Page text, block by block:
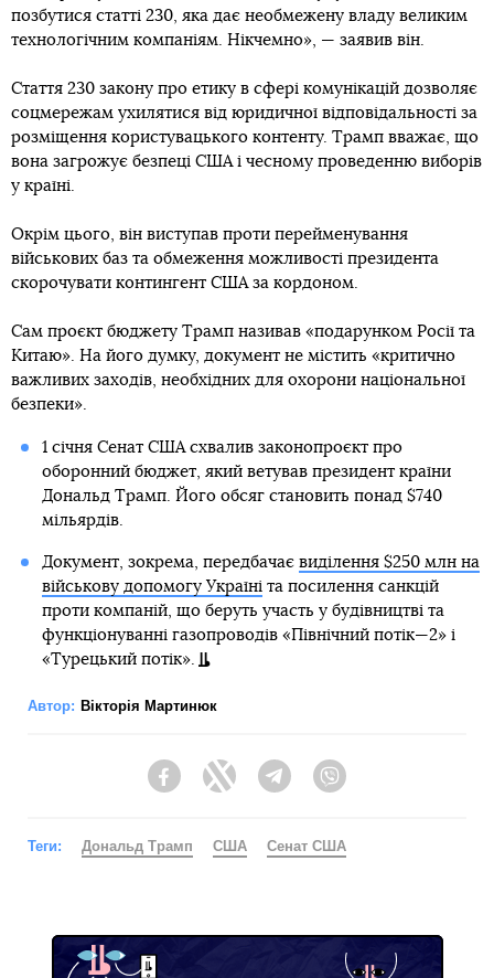
позбутися статті 230, яка дає необмежену владу великим
технологічним компаніям. Нікчемно», — заявив він.
Стаття 230 закону про етику в сфері комунікацій дозволяє
соцмережам ухилятися від юридичної відповідальності за
розміщення користувацького контенту. Трамп вважає, що
вона загрожує безпеці США і чесному проведенню виборів
у країні.
Окрім цього, він виступав проти перейменування
військових баз та обмеження можливості президента
скорочувати контингент США за кордоном.
Сам проєкт бюджету Трамп називав «подарунком Росії та
Китаю». На його думку, документ не містить «критично
важливих заходів, необхідних для охорони національної
безпеки».
1 січня Сенат США схвалив законопроєкт про
оборонний бюджет, який ветував президент країни
Дональд Трамп. Його обсяг становить понад $740
мільярдів.
Документ, зокрема, передбачає виділення $250 млн на
військову допомогу Україніта посилення санкцій
проти компаній, що беруть участь у будівництві та
функціонуванні газопроводів «Північний потік—2» і
«Турецький потік».
Автор: Вікторія Мартинюк
FacebookTwitter Telegram
Теги: Дональд Трамп США Сенат США